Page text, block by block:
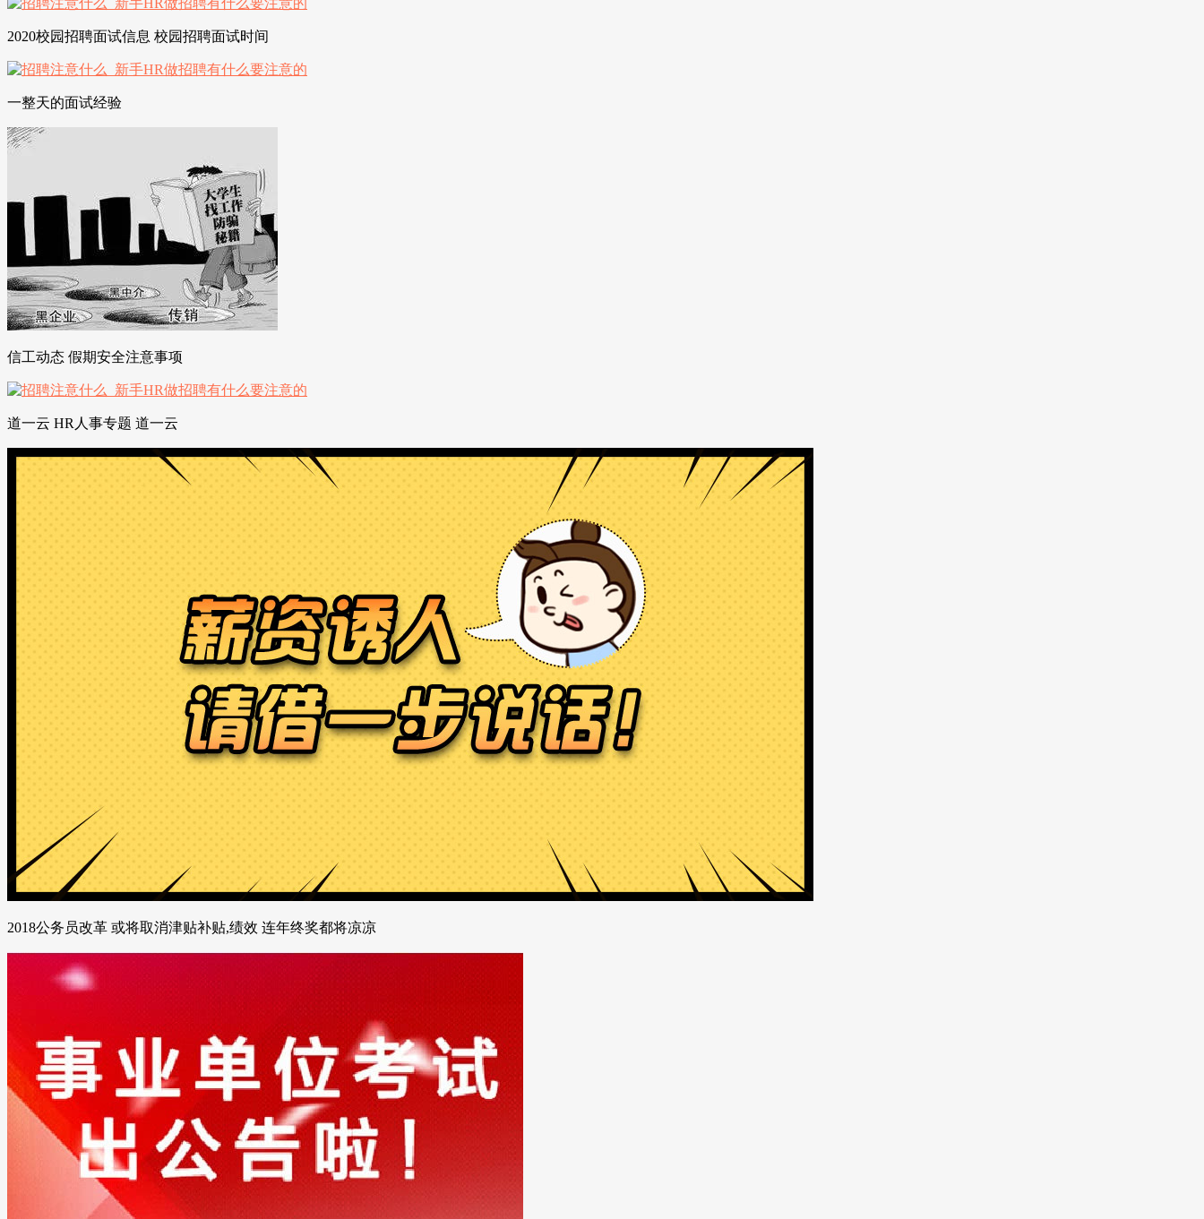
2020校园招聘面试信息 校园招聘面试时间
一整天的面试经验
信工动态 假期安全注意事项
道一云 HR人事专题 道一云
2018公务员改革 或将取消津贴补贴,绩效 连年终奖都将凉凉